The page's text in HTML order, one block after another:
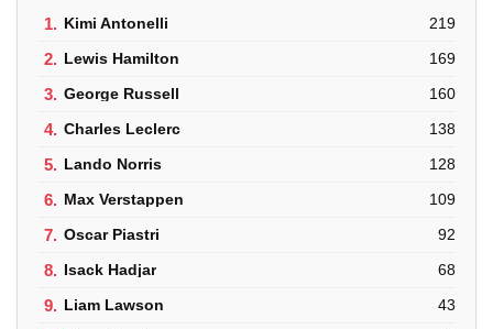
1. Kimi Antonelli 219
2. Lewis Hamilton 169
3. George Russell 160
4. Charles Leclerc 138
5. Lando Norris 128
6. Max Verstappen 109
7. Oscar Piastri 92
8. Isack Hadjar 68
9. Liam Lawson 43